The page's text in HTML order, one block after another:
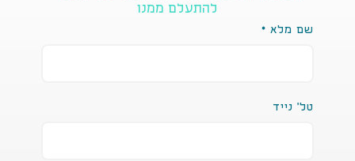
להתעלם ממנו
שם מלא *
טל' נייד